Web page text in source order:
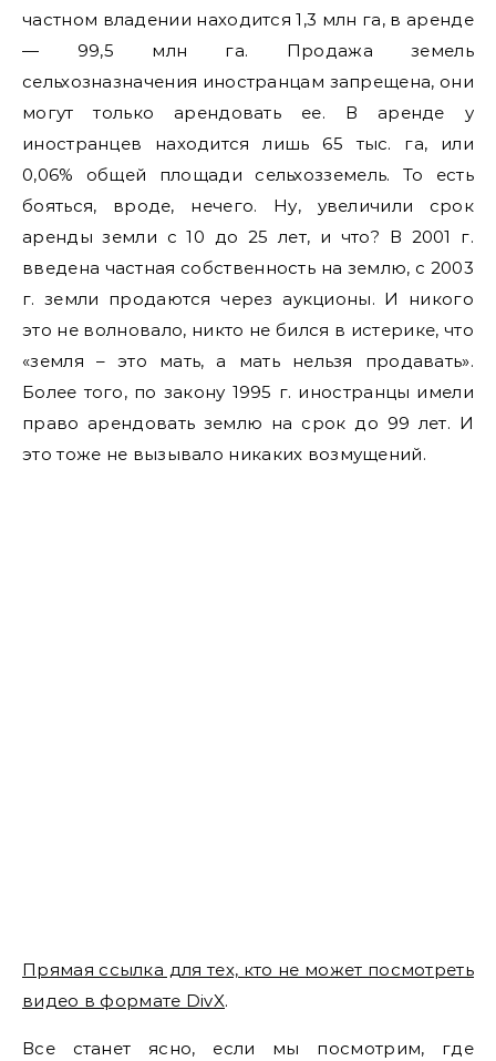
частном владении находится 1,3 млн га, в аренде
— 99,5 млн га. Продажа земель
сельхозназначения иностранцам запрещена, они
могут только арендовать ее. В аренде у
иностранцев находится лишь 65 тыс. га, или
0,06% общей площади сельхозземель. То есть
бояться, вроде, нечего. Ну, увеличили срок
аренды земли с 10 до 25 лет, и что? В 2001 г.
введена частная собственность на землю, с 2003
г. земли продаются через аукционы. И никого
это не волновало, никто не бился в истерике, что
«земля – это мать, а мать нельзя продавать».
Более того, по закону 1995 г. иностранцы имели
право арендовать землю на срок до 99 лет. И
это тоже не вызывало никаких возмущений.
Прямая ссылка для тех, кто не может посмотреть
видео в формате DivX.
Все станет ясно, если мы посмотрим, где